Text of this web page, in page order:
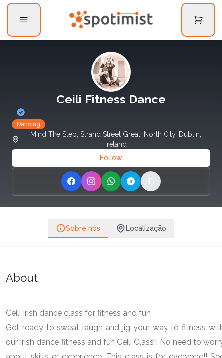
Ceili Fitness Dance
Dancing
Mind The Step, Strand Street Great, North City, Dublin,
Ireland
Follow
Share on Facebook
Share on Instagram
Share on WhatsApp
Share on Telegram
Copy link
Sobre nós Localização
About
Ceili Irish dance class for fitness and fun
Get ready to sweat laugh and jig your way to fitness
our Irish dance fitness and fun Ceili Class!! No need to